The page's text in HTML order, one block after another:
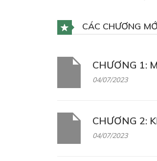
CÁC CHƯƠNG
CHƯƠNG 1:
04/07/2023
CHƯƠNG 2:
04/07/2023